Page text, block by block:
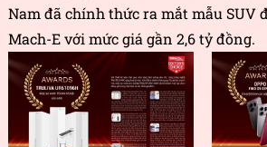
Nam đã chính thức ra mắt mẫu SUV
Mach-E với mức giá gần 2,6 tỷ đồng.